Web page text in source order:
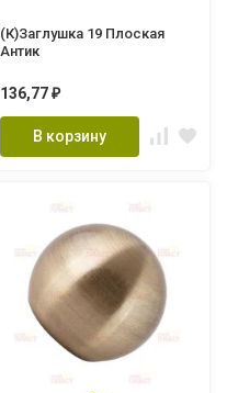
(К)Заглушка 19 Плоская
Антик
136,77 ₽
В корзину